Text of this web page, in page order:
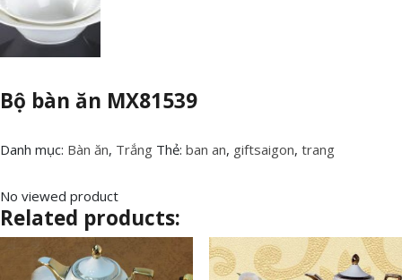
Bộ bàn ăn MX81539
Danh mục: Bàn ăn, Trắng Thẻ: ban an, giftsaigon, trang
No viewed product
Related products: